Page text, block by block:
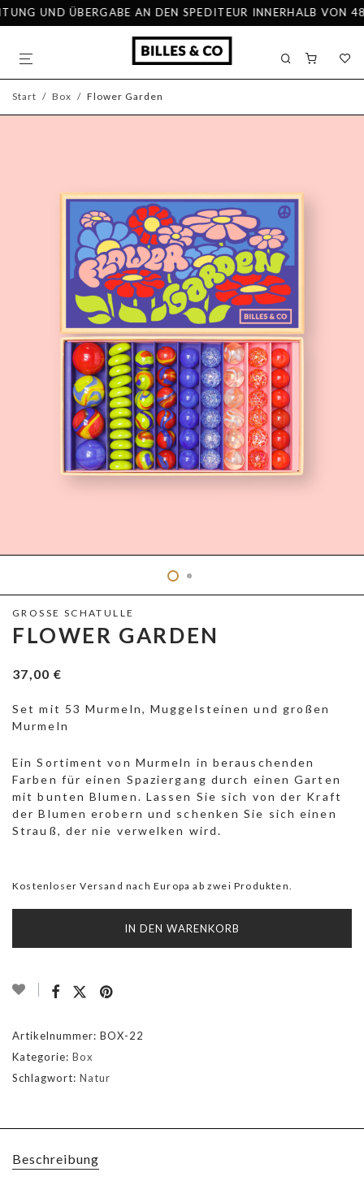
UND ÜBERGABE AN DEN SPEDITEUR INNERHALB VON
Start / Box / Flower Garden
GROSSE SCHATULLE
FLOWER GARDEN
37,00 €
Set mit 53 Murmeln, Muggelsteinen und großen
Murmeln
Ein Sortiment von Murmeln in berauschenden
Farben für einen Spaziergang durch einen Garten
mit bunten Blumen. Lassen Sie sich von der Kraft
der Blumen erobern und schenken Sie sich einen
Strauß, der nie verwelken wird.
Kostenloser Versand nach Europa ab zwei Produkten.
IN DEN WARENKORB
Artikelnummer: BOX-22
Kategorie: Box
Schlagwort: Natur
Beschreibung